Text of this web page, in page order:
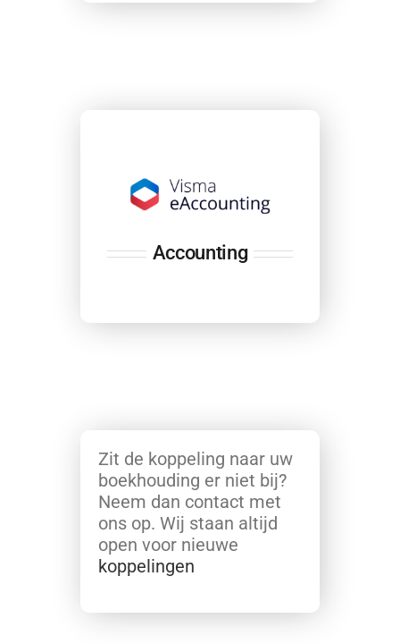
Accounting
Zit de koppeling naar uw
boekhouding er niet bij?
Neem dan contact met
ons op. Wij staan altijd
open voor nieuwe
koppelingen